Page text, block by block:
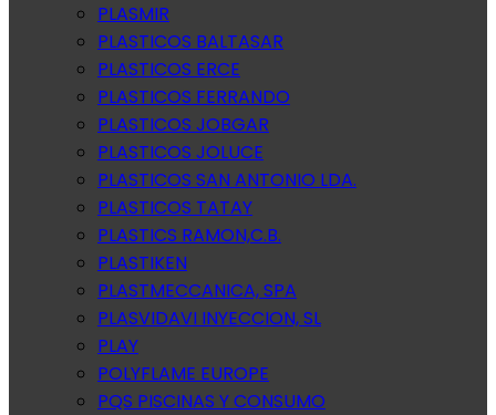
PLASMIR
PLASTICOS BALTASAR
PLASTICOS ERCE
PLASTICOS FERRANDO
PLASTICOS JOBGAR
PLASTICOS JOLUCE
PLASTICOS SAN ANTONIO LDA.
PLASTICOS TATAY
PLASTICS RAMON,C.B.
PLASTIKEN
PLASTMECCANICA, SPA
PLASVIDAVI INYECCION, SL
PLAY
POLYFLAME EUROPE
PQS PISCINAS Y CONSUMO